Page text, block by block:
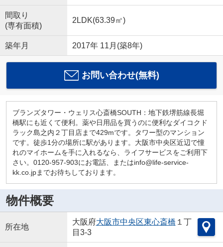
間取り
(専有面積)
2LDK(63.39㎡)
築年月 2017年 11月(築8年)
お問い合わせ(無料)
ブランズタワー・ウェリス心斎橋SOUTH：地下鉄堺筋線長堀
橋駅にも近くて便利。薬や日用品を買うのに便利なダイコクド
ラック島之内２丁目店まで429mです。タワー型のマンション
です。徒歩1分の場所に駅があります。大阪市中央区近辺で憧
れのマイホームを手に入れるなら、ライフサービスをご利用下
さい。0120-957-903にお電話、またはinfo@life-service-
kk.co.jpまでお待ちしております。
物件概要
所在地
大阪府大阪市中央区東心斎橋 １丁
目3-3